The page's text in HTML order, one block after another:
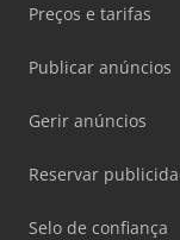
Preços e tarifas
Publicar anúncios
Gerir anúncios
Reservar
Selo de confiança